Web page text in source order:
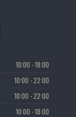
10:00 - 18:00
10:00 - 22:00
10:00 - 22:00
10:00 - 18:00